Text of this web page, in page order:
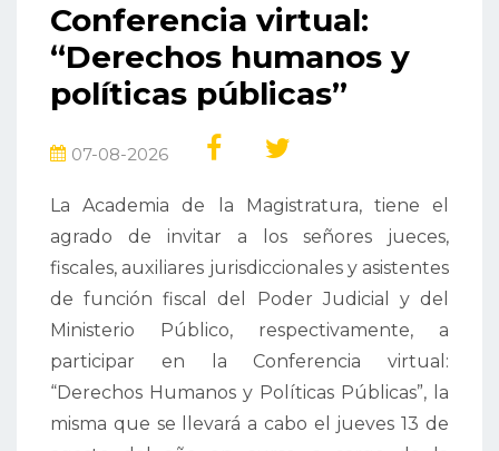
Conferencia virtual:
“Derechos humanos y
políticas públicas”
07-08-2026
La Academia de la Magistratura, tiene el
agrado de invitar a los señores jueces,
fiscales, auxiliares jurisdiccionales y asistentes
de función fiscal del Poder Judicial y del
Ministerio Público, respectivamente, a
participar en la Conferencia virtual:
“Derechos Humanos y Políticas Públicas”, la
misma que se llevará a cabo el jueves 13 de